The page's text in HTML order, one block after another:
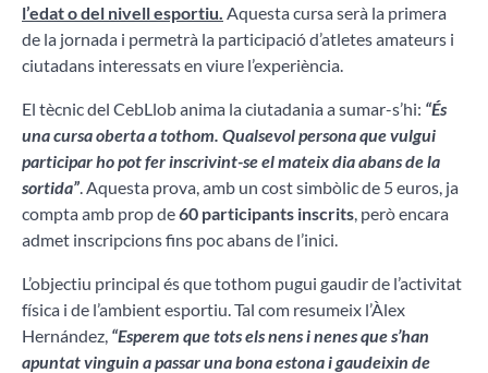
l’edat o del nivell esportiu. Aquesta cursa serà la primera
de la jornada i permetrà la participació d’atletes amateurs i
ciutadans interessats en viure l’experiència.
El tècnic del CebLlob anima la ciutadania a sumar-s’hi: “És
una cursa oberta a tothom. Qualsevol persona que vulgui
participar ho pot fer inscrivint-se el mateix dia abans de la
sortida” . Aquesta prova, amb un cost simbòlic de 5 euros, ja
compta amb prop de60 participants inscrits , però encara
admet inscripcions fins poc abans de l’inici.
L’objectiu principal és que tothom pugui gaudir de l’activitat
física i de l’ambient esportiu. Tal com resumeix l’Àlex
Hernández, “Esperem que tots els nens i nenes que s’han
apuntat vinguin a passar una bona estona i gaudeixin de